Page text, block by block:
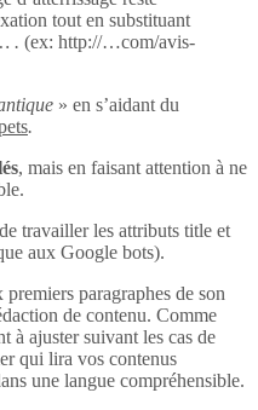
tout en substituant
. (ex: http://…com/avis-
» en s’aidant du
.
, mais en faisant attention à ne
travailler les attributs title et
aux Google bots).
paragraphes de son
de contenu. Comme
à ajuster suivant les cas de
qui lira vos contenus
une langue compréhensible.